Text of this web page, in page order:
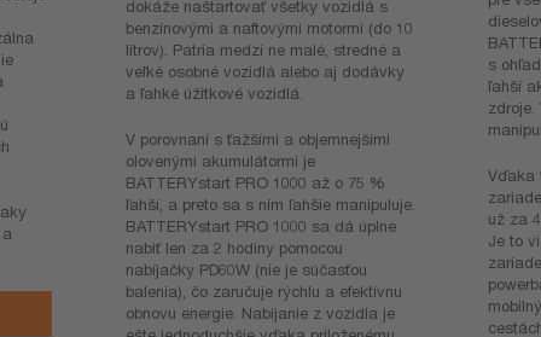
dokáže naštartovať všetky vozidlá s
benzínovými a naftovými motormi (do 10
litrov). Patria medzi ne malé, stredné a
veľké osobné vozidlá alebo aj dodávky
a ľahké úžitkové vozidlá.
V porovnaní s ťažšími a objemnejšími
olovenými akumulátormi je
BATTERYstart PRO 1000 až o 75 %
ľahší, a preto sa s ním ľahšie manipuluje.
BATTERYstart PRO 1000 sa dá úplne
nabiť len za 2 hodiny pomocou
nabíjačky PD60W (nie je súčasťou
balenia), čo zaručuje rýchlu a efektívnu
obnovu energie. Nabíjanie z vozidla je
s
ľahší
zdroje.
Vďaka
už za
Je to